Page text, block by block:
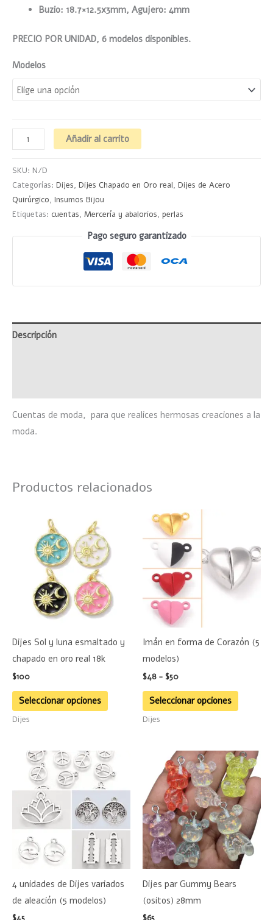
Buzio: 18.7×12.5x3mm, Agujero: 4mm
PRECIO POR UNIDAD, 6 modelos disponibles.
Modelos
Añadir al carrito
SKU: N/D
Categorías: Dijes, Dijes Chapado en Oro real, Dijes de Acero
Quirúrgico, Insumos Bijou
Etiquetas: cuentas, Mercería y abalorios, perlas
Pago seguro garantizado
Descripción
Cuentas de moda, para que realices hermosas creaciones a la
moda.
Productos relacionados
Dijes Sol y luna esmaltado y
chapado en oro real 18k
$100
Seleccionar opciones
tiene
múltiples
Las
opciones
pueden
página
Dijes
Imán en forma de Corazón (5
modelos)
$48 - $50
Rango
de
precios:
desde
$48
hasta
$50
Seleccionar opciones
tiene
pueden
página
Dijes
4 unidades de Dijes variados
de aleación (5 modelos)
Este
producto
tiene
múltiples
variantes.
Las
opciones
pueden
Dijes par Gummy Bears
(ositos) 28mm
Este
producto
tiene
Las
opciones